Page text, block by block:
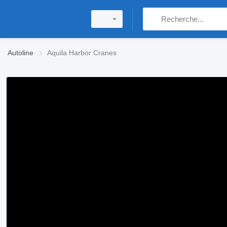
Autoline Aquila Harbor Cranes